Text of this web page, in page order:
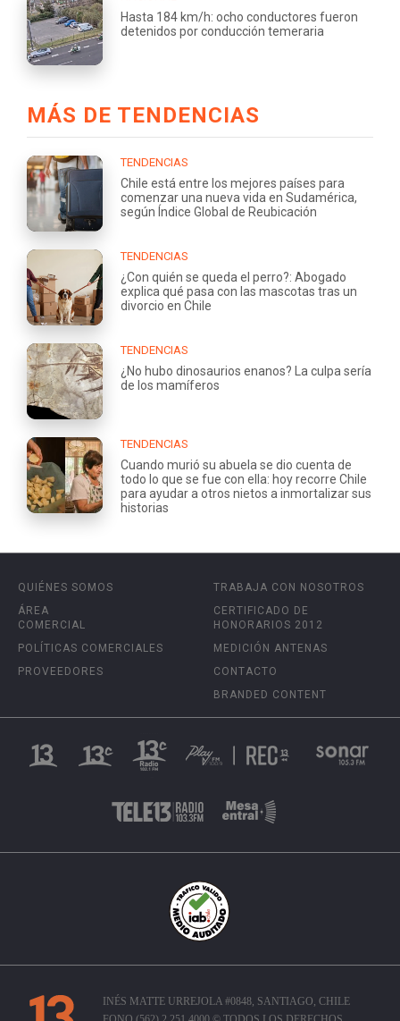
Hasta 184 km/h: ocho conductores fueron
detenidos por conducción temeraria
MÁS DE TENDENCIAS
TENDENCIAS
Chile está entre los mejores países para
comenzar una nueva vida en Sudamérica,
según Índice Global de Reubicación
TENDENCIAS
¿Con quién se queda el perro?: Abogado
explica qué pasa con las mascotas tras un
divorcio en Chile
TENDENCIAS
¿No hubo dinosaurios enanos? La culpa sería
de los mamíferos
TENDENCIAS
Cuando murió su abuela se dio cuenta de
todo lo que se fue con ella: hoy recorre Chile
para ayudar a otros nietos a inmortalizar sus
historias
QUIÉNES SOMOS
ÁREA
COMERCIAL
POLÍTICAS COMERCIALES
PROVEEDORES
TRABAJA CON NOSOTROS
CERTIFICADO DE
HONORARIOS 2012
MEDICIÓN ANTENAS
CONTACTO
BRANDED CONTENT
INÉS MATTE URREJOLA #0848, SANTIAGO, CHILE